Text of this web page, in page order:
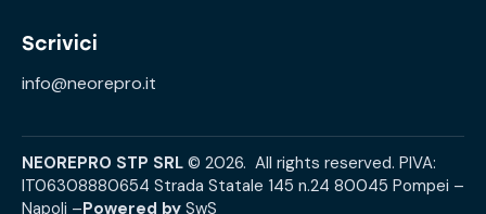
Scrivici
info@neorepro.it
NEOREPRO STP SRL © 2026. All rights reserved. PIVA:
IT06308880654 Strada Statale 145 n.24 80045 Pompei –
Napoli –Powered by SwS